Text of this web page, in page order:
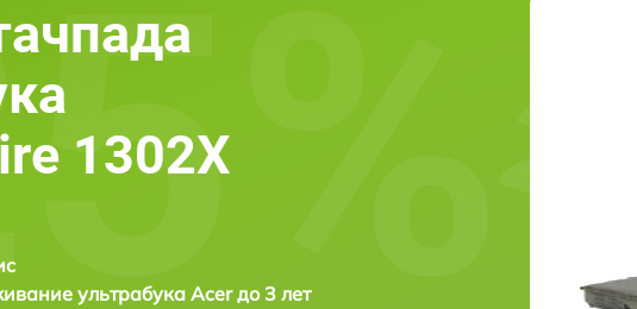
1302X
ультрабука Acer до 3 лет